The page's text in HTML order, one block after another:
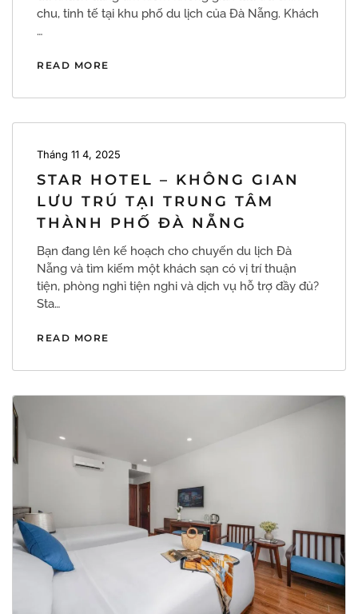
chu, tinh tế tại khu phố du lịch của Đà Nẵng. Khách
…
READ MORE
Tháng 11 4, 2025
STAR HOTEL – KHÔNG GIAN
LƯU TRÚ TẠI TRUNG TÂM
THÀNH PHỐ ĐÀ NẴNG
Bạn đang lên kế hoạch cho chuyến du lịch Đà
Nẵng và tìm kiếm một khách sạn có vị trí thuận
tiện, phòng nghỉ tiện nghi và dịch vụ hỗ trợ đầy đủ?
Sta…
READ MORE